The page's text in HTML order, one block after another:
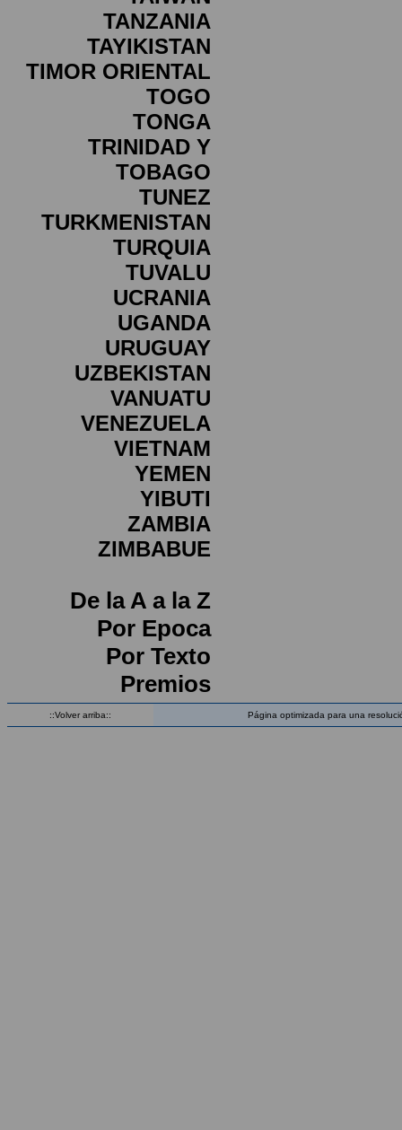
TANZANIA
TAYIKISTAN
TIMOR ORIENTAL
TOGO
TONGA
TRINIDAD Y
TOBAGO
TUNEZ
TURKMENISTAN
TURQUIA
TUVALU
UCRANIA
UGANDA
URUGUAY
UZBEKISTAN
VANUATU
VENEZUELA
VIETNAM
YEMEN
YIBUTI
ZAMBIA
ZIMBABUE
De la A a la Z
Por Epoca
Por Texto
Premios
::Volver arriba:: Página optimizada para una